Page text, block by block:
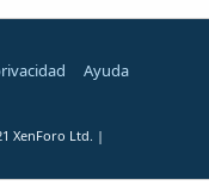
Ayuda
XenForo Ltd. |